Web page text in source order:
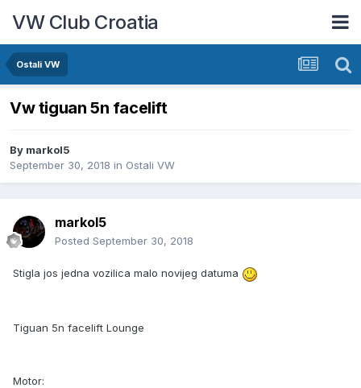
VW Club Croatia
Ostali VW
Vw tiguan 5n facelift
By markol5
September 30, 2018 in Ostali VW
markol5
Posted September 30, 2018
Stigla jos jedna vozilica malo novijeg datuma
Tiguan 5n facelift Lounge
Motor: